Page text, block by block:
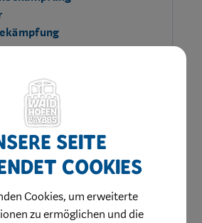
Seite
Cookies
Cookies, um erweiterte
zu ermöglichen und die